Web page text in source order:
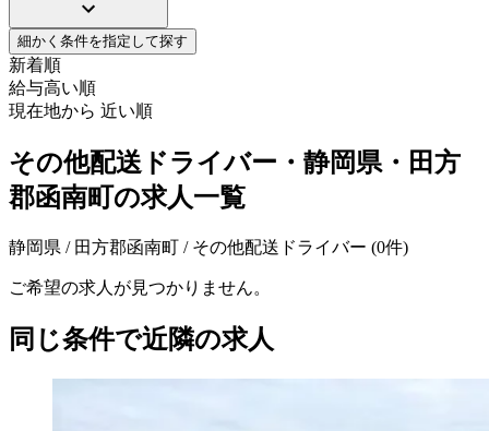
細かく条件を指定して探す
新着順
給与高い順
現在地から 近い順
その他配送ドライバー・静岡県・田方
郡函南町の求人一覧
静岡県 / 田方郡函南町 / その他配送ドライバー (0件)
ご希望の求人が見つかりません。
同じ条件で近隣の求人